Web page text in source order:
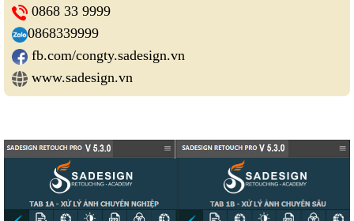
0868 33 9999
0868339999
fb.com/congty.sadesign.vn
www.sadesign.vn